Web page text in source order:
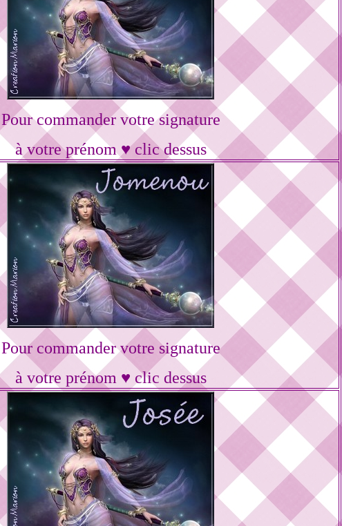
Pour commander votre signature
à votre prénom ♥ clic dessus
Pour commander votre signature
à votre prénom ♥ clic dessus